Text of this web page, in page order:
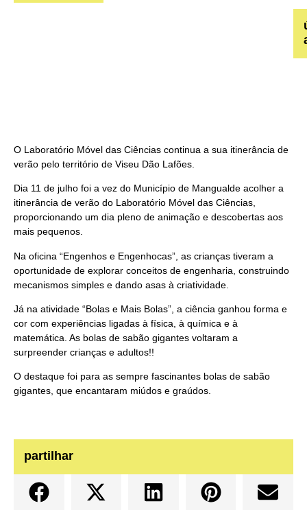
O Laboratório Móvel das Ciências continua a sua itinerância de
verão pelo território de Viseu Dão Lafões.
Dia 11 de julho foi a vez do Município de Mangualde acolher a
itinerância de verão do Laboratório Móvel das Ciências,
proporcionando um dia pleno de animação e descobertas aos
mais pequenos.
Na oficina “Engenhos e Engenhocas”, as crianças tiveram a
oportunidade de explorar conceitos de engenharia, construindo
mecanismos simples e dando asas à criatividade.
Já na atividade “Bolas e Mais Bolas”, a ciência ganhou forma e
cor com experiências ligadas à física, à química e à
matemática. As bolas de sabão gigantes voltaram a
surpreender crianças e adultos!!
O destaque foi para as sempre fascinantes bolas de sabão
gigantes, que encantaram miúdos e graúdos.
partilhar